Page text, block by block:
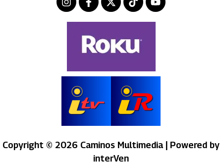
Copyright © 2026 Caminos Multimedia | Powered by
interVen